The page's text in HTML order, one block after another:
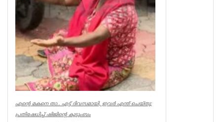
എന്റെ മകനെ താ.. എട്ട് ദിവസമായി, ഇവര്‍ എന്ത് ചെയ്തു;
പ്രതിഷേധിച്ച് ഷിജിന്റെ കുടുംബം